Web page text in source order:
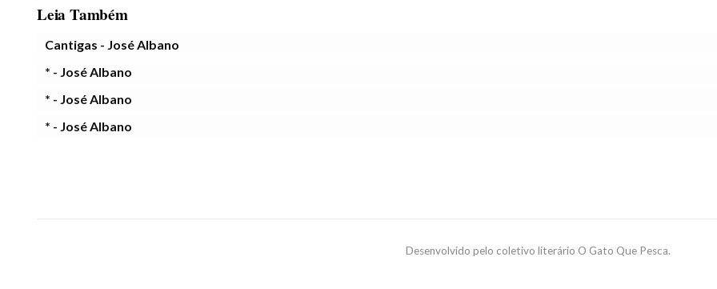
Leia Também
Cantigas - José Albano
* - José Albano
* - José Albano
* - José Albano
Desenvolvido pelo coletivo literário O Gato Que Pesca.